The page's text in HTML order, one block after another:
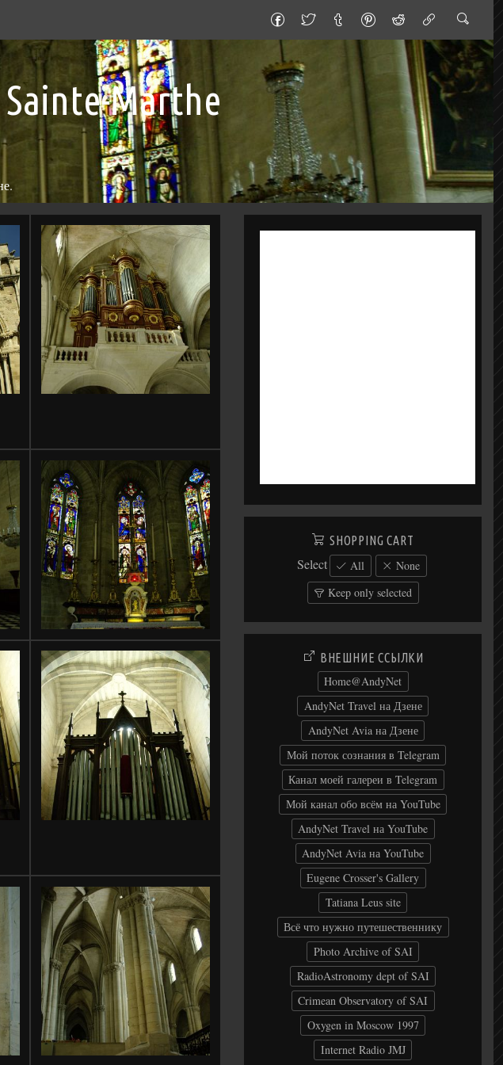
Sainte-Marthe
SHOPPING CART
Select All
None
Keep only selected
ВНЕШНИЕ ССЫЛКИ
Home@AndyNet
AndyNet Travel на Дзене
AndyNet Avia на Дзене
Мой поток сознания в Telegram
Канал моей галереи в Telegram
Мой канал обо всём на YouTube
AndyNet Travel на YouTube
AndyNet Avia на YouTube
Eugene Crosser's Gallery
Tatiana Leus site
Всё что нужно путешественнику
Photo Archive of SAI
RadioAstronomy dept of SAI
Crimean Observatory of SAI
Oxygen in Moscow 1997
Internet Radio JMJ